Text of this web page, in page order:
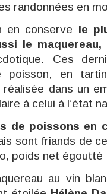
randonnées en
en conserve le
le maquereau,
Ces
poisson, en
dans un
à celui à l’état
de poissons en
sont friands de
poids net égoutté
au vin